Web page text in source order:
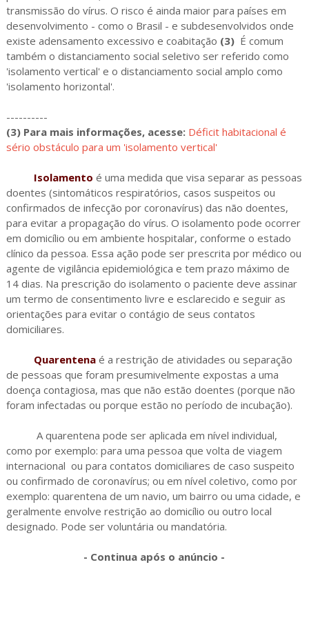
transmissão do vírus. O risco é ainda maior para países em
desenvolvimento - como o Brasil - e subdesenvolvidos onde
existe adensamento excessivo e coabitação (3)É comum
também o distanciamento social seletivo ser referido como
'isolamento vertical' e o distanciamento social amplo como
'isolamento horizontal'.
----------
(3) Para mais informações, acesse: Déficit habitacional é
sério obstáculo para um 'isolamento vertical'
Isolamento é uma medida que visa separar as pessoas
doentes (sintomáticos respiratórios, casos suspeitos ou
confirmados de infecção por coronavírus) das não doentes,
para evitar a propagação do vírus. O isolamento pode ocorrer
em domicílio ou em ambiente hospitalar, conforme o estado
clínico da pessoa. Essa ação pode ser prescrita por médico ou
agente de vigilância epidemiológica e tem prazo máximo de
14 dias. Na prescrição do isolamento o paciente deve assinar
um termo de consentimento livre e esclarecido e seguir as
orientações para evitar o contágio de seus contatos
domiciliares.
Quarentenaé a restrição de atividades ou separação
de pessoas que foram presumivelmente expostas a uma
doença contagiosa, mas que não estão doentes (porque não
foram infectadas ou porque estão no período de incubação).
A quarentena pode ser aplicada em nível individual,
como por exemplo: para uma pessoa que volta de viagem
internacional ou para contatos domiciliares de caso suspeito
ou confirmado de coronavírus; ou em nível coletivo, como por
exemplo: quarentena de um navio, um bairro ou uma cidade, e
geralmente envolve restrição ao domicílio ou outro local
designado. Pode ser voluntária ou mandatória.
- Continua após o anúncio -